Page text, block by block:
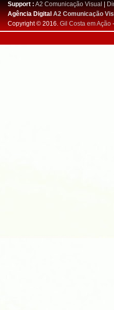
Support : A2 Comunicação Visual |
Agência DigitalA2 Comunicação
Copyright © 2016. Gil Costa em Ação